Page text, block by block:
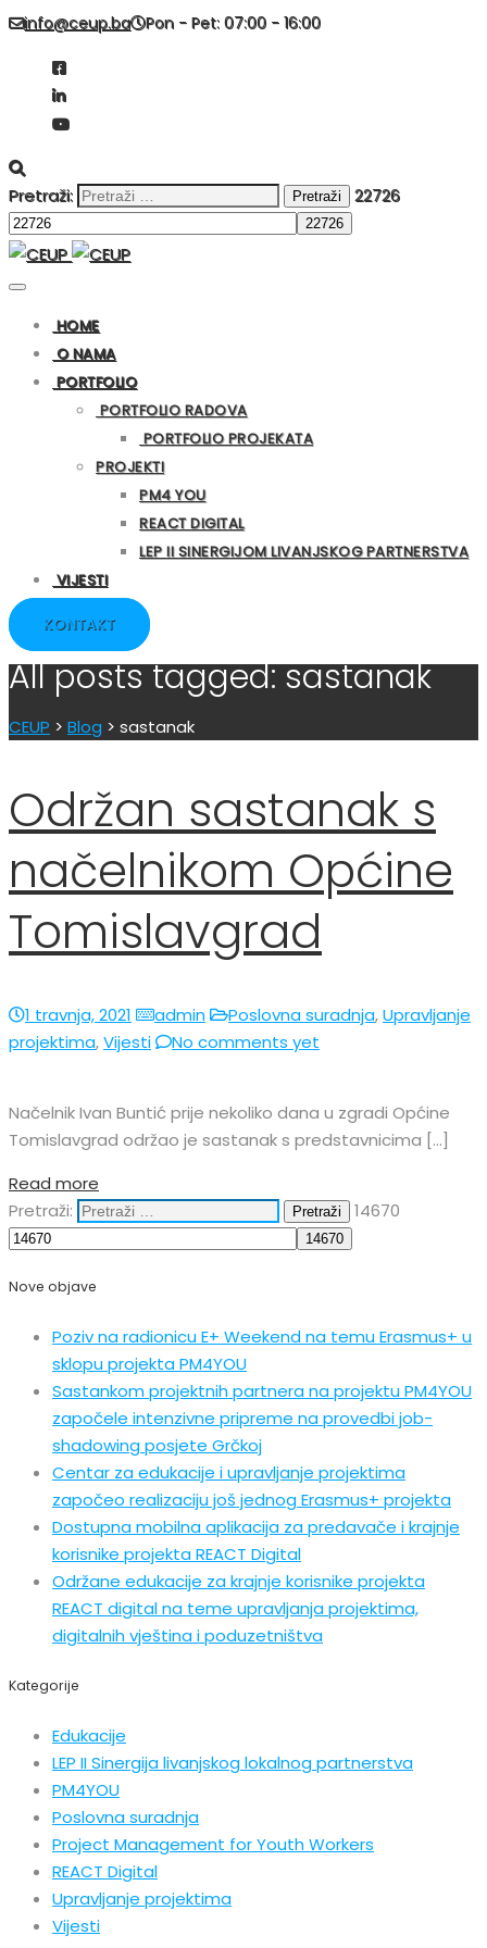
info@ceup.ba Pon - Pet: 07:00 - 16:00
Pretraži: 22726
HOME
O NAMA
PORTFOLIO
PORTFOLIO RADOVA
PORTFOLIO PROJEKATA
PROJEKTI
PM4 YOU
REACT DIGITAL
LEP II SINERGIJOM LIVANJSKOG PARTNERSTVA
VIJESTI
KONTAKT
All posts tagged: sastanak
CEUP > Blog > sastanak
Održan sastanak s
načelnikom Općine
Tomislavgrad
1 travnja, 2021 admin Poslovna suradnja,Upravljanje
projektima,Vijesti No comments yet
Načelnik Ivan Buntić prije nekoliko dana u zgradi Općine
Tomislavgrad održao je sastanak s predstavnicima […]
Read more
Pretraži:
14670
Nove objave
Poziv na radionicu E+ Weekend na temu Erasmus+ u
sklopu projekta PM4YOU
Sastankom projektnih partnera na projektu PM4YOU
započele intenzivne pripreme na provedbi job-
shadowing posjete Grčkoj
Centar za edukacije i upravljanje projektima
započeo realizaciju još jednog Erasmus+ projekta
Dostupna mobilna aplikacija za predavače i krajnje
korisnike projekta REACT Digital
Održane edukacije za krajnje korisnike projekta
REACT digital na teme upravljanja projektima,
digitalnih vještina i poduzetništva
Kategorije
Edukacije
LEP II Sinergija livanjskog lokalnog partnerstva
PM4YOU
Poslovna suradnja
Project Management for Youth Workers
REACT Digital
Upravljanje projektima
Vijesti